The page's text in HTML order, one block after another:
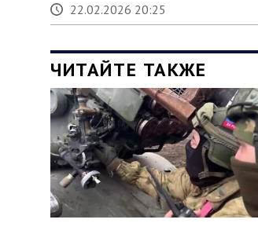
22.02.2026 20:25
ЧИТАЙТЕ ТАКЖЕ